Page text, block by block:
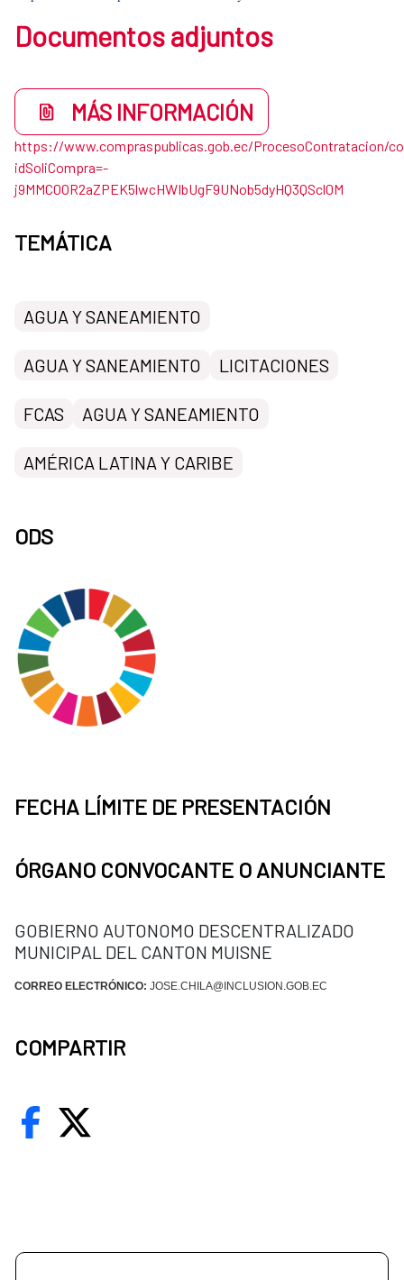
Documentos adjuntos
MÁS INFORMACIÓN
https://www.compraspublicas.gob.ec/ProcesoContratacion/
idSoliCompra=-
j9MMC0OR2aZPEK5lwcHWIbUgF9UNob5dyHQ3QScl0M
TEMÁTICA
AGUA Y SANEAMIENTO
AGUA Y SANEAMIENTO LICITACIONES
FCAS AGUA Y SANEAMIENTO
AMÉRICA LATINA Y CARIBE
ODS
FECHA LÍMITE DE PRESENTACIÓN
ÓRGANO CONVOCANTE O ANUNCIANTE
GOBIERNO AUTONOMO DESCENTRALIZADO
MUNICIPAL DEL CANTON MUISNE
CORREO ELECTRÓNICO: JOSE.CHILA@INCLUSION.GOB.EC
COMPARTIR